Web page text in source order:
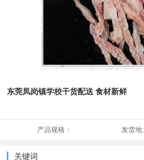
东莞凤岗镇学校干货配送 食材新鲜
产品规格： 发货地:
关键词